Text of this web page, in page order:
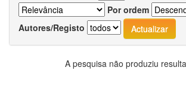
Por ordem
Autores/Registo
A pesquisa não produziu